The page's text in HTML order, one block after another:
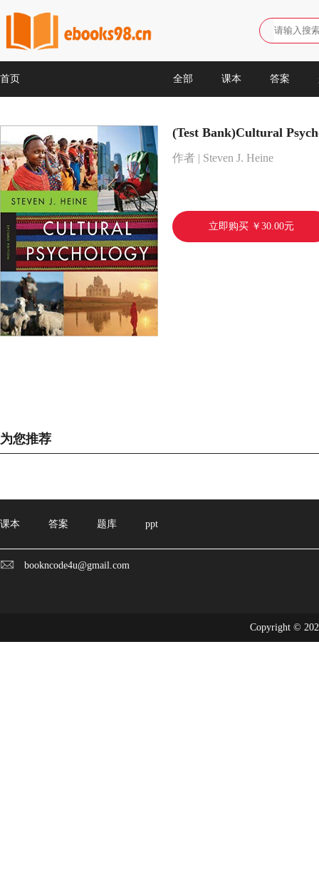
首页 全部 课本 答案
(Test Bank)Cultural
作者 | Steven J. Heine
立即购买 ￥30.00元
为您推荐
课本 答案 题库 ppt
bookncode4u@gmail.com
Copyright ©